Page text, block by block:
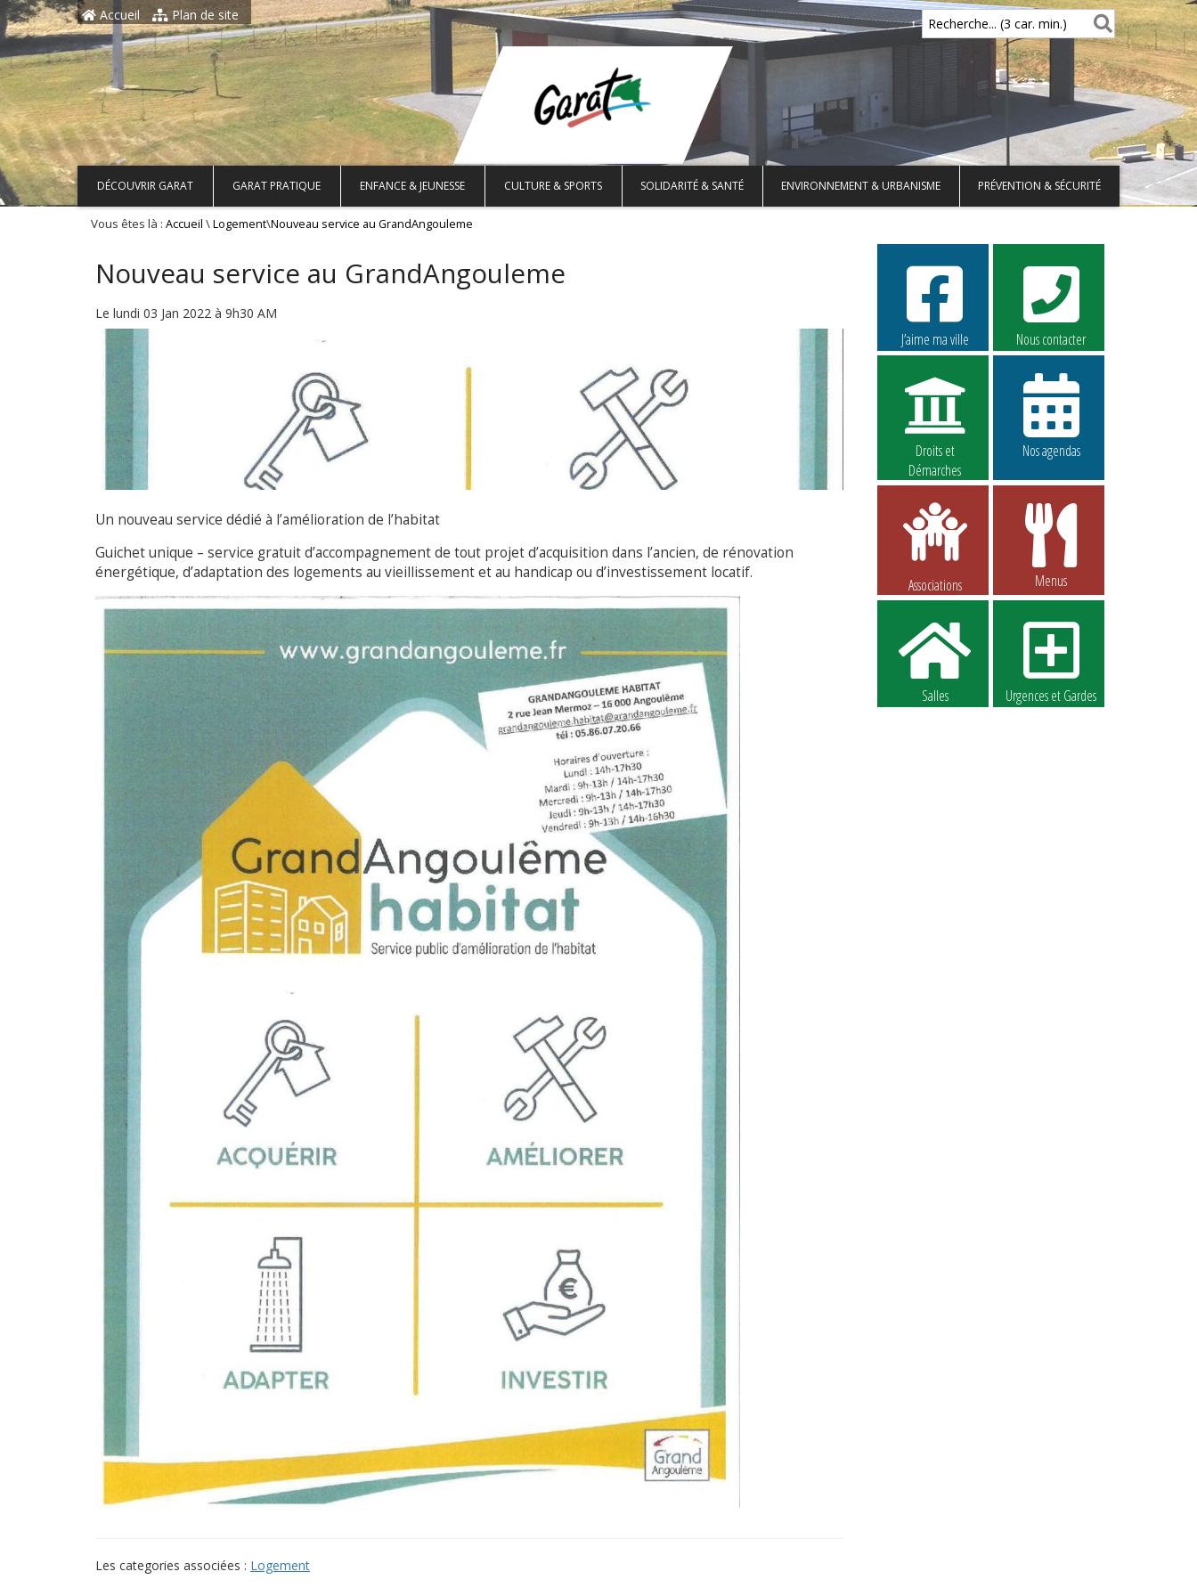
Aller au contenu principal
Accueil Plan de site
Recherche... (3 car. min.)
DÉCOUVRIR GARAT GARAT PRATIQUE ENFANCE & JEUNESSE CULTURE & SPORTS SOLIDARITÉ & SANTÉ ENVIRONNEMENT & URBANISME PRÉVENTION & SÉCURITÉ
Vous êtes là : Accueil \Logement\Nouveau service au GrandAngouleme
Nouveau service au GrandAngouleme
Le lundi 03 Jan 2022 à 9h30 AM
Un nouveau service dédié à l’amélioration de l’habitat
Guichet unique – service gratuit d’accompagnement de tout projet d’acquisition dans l’ancien, de rénovation
énergétique, d’adaptation des logements au vieillissement et au handicap ou d’investissement locatif.
Les categories associées : Logement
J’aime ma ville Nous contacter
Droits et
Démarches
Nos agendas
Associations Menus
Salles Urgences et Gardes